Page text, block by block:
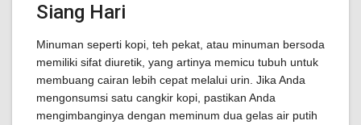
Siang Hari
Minuman seperti kopi, teh pekat, atau minuman bersoda
memiliki sifat diuretik, yang artinya memicu tubuh untuk
membuang cairan lebih cepat melalui urin. Jika Anda
mengonsumsi satu cangkir kopi, pastikan Anda
mengimbanginya dengan meminum dua gelas air putih